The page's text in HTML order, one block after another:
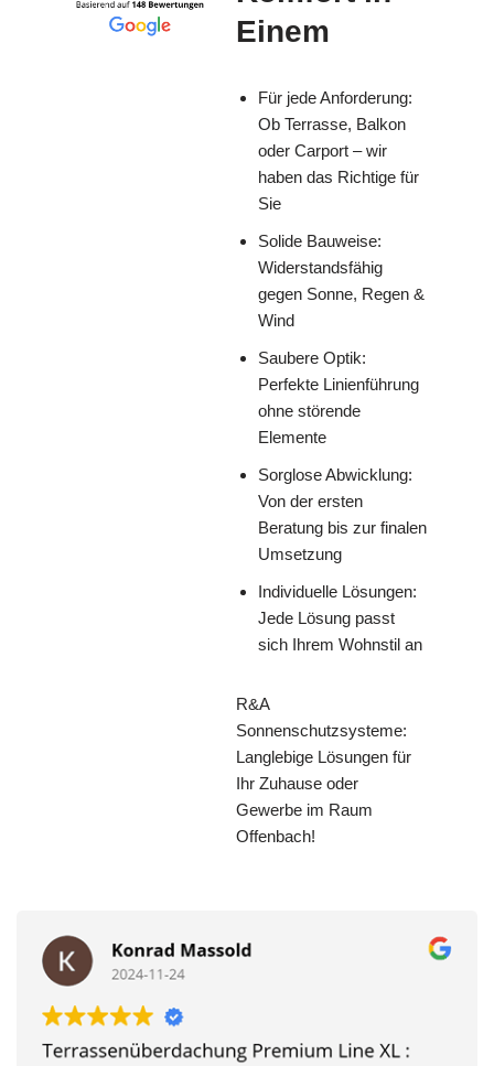
Einem
Für jede Anforderung:
Ob Terrasse, Balkon
oder Carport – wir
haben das Richtige für
Sie
Solide Bauweise:
Widerstandsfähig
gegen Sonne, Regen &
Wind
Saubere Optik:
Perfekte Linienführung
ohne störende
Elemente
Sorglose Abwicklung:
Von der ersten
Beratung bis zur finalen
Umsetzung
Individuelle Lösungen:
Jede Lösung passt
sich Ihrem Wohnstil an
R&A
Sonnenschutzsysteme:
Langlebige Lösungen für
Ihr Zuhause oder
Gewerbe im Raum
Offenbach!